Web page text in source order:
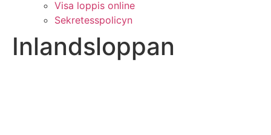
Visa loppis online
Sekretesspolicyn
Inlandsloppan